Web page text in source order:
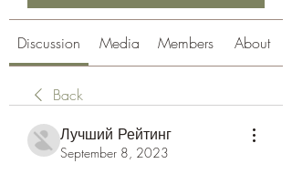
Discussion Media Members About
Back
Лучший Рейтинг
September 8, 2023